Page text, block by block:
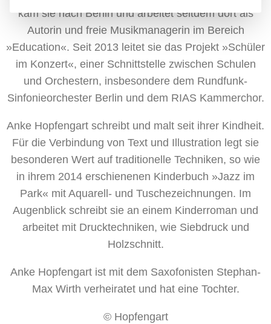
kam sie nach Berlin und arbeitet seitdem dort als
Autorin und freie Musikmanagerin im Bereich
»Education«. Seit 2013 leitet sie das Projekt »Schüler
im Konzert«, einer Schnittstelle zwischen Schulen
und Orchestern, insbesondere dem Rundfunk-
Sinfonieorchester Berlin und dem RIAS Kammerchor.
Anke Hopfengart schreibt und malt seit ihrer Kindheit.
Für die Verbindung von Text und Illustration legt sie
besonderen Wert auf traditionelle Techniken, so wie
in ihrem 2014 erschienenen Kinderbuch »Jazz im
Park« mit Aquarell- und Tuschezeichnungen. Im
Augenblick schreibt sie an einem Kinderroman und
arbeitet mit Drucktechniken, wie Siebdruck und
Holzschnitt.
Anke Hopfengart ist mit dem Saxofonisten Stephan-
Max Wirth verheiratet und hat eine Tochter.
© Hopfengart